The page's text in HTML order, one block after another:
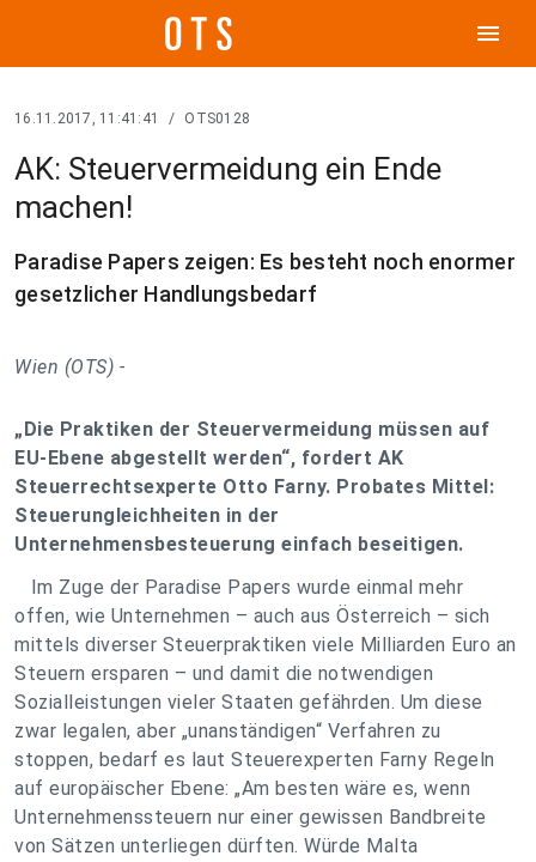
menu
16.11.2017, 11:41:41 / OTS0128
AK: Steuervermeidung ein Ende
machen!
Paradise Papers zeigen: Es besteht noch enormer
gesetzlicher Handlungsbedarf
Wien (OTS) -
„Die Praktiken der Steuervermeidung müssen auf
EU-Ebene abgestellt werden“, fordert AK
Steuerrechtsexperte Otto Farny. Probates Mittel:
Steuerungleichheiten in der
Unternehmensbesteuerung einfach beseitigen.
Im Zuge der Paradise Papers wurde einmal mehr
offen, wie Unternehmen – auch aus Österreich – sich
mittels diverser Steuerpraktiken viele Milliarden Euro an
Steuern ersparen – und damit die notwendigen
Sozialleistungen vieler Staaten gefährden. Um diese
zwar legalen, aber „unanständigen“ Verfahren zu
stoppen, bedarf es laut Steuerexperten Farny Regeln
auf europäischer Ebene: „Am besten wäre es, wenn
Unternehmenssteuern nur einer gewissen Bandbreite
von Sätzen unterliegen dürften. Würde Malta